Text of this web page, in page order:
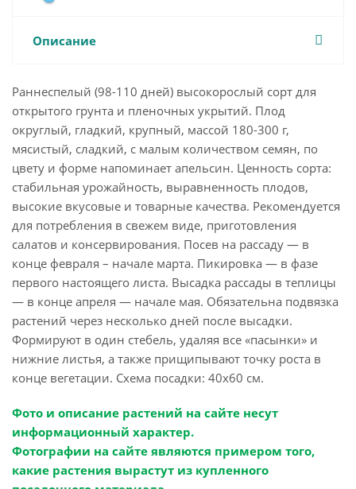
Описание
Раннеспелый (98-110 дней) высокорослый сорт для
открытого грунта и пленочных укрытий. Плод
округлый, гладкий, крупный, массой 180-300 г,
мясистый, сладкий, с малым количеством семян, по
цвету и форме напоминает апельсин. Ценность сорта:
стабильная урожайность, выравненность плодов,
высокие вкусовые и товарные качества. Рекомендуется
для потребления в свежем виде, приготовления
салатов и консервирования. Посев на рассаду — в
конце февраля – начале марта. Пикировка — в фазе
первого настоящего листа. Высадка рассады в теплицы
— в конце апреля — начале мая. Обязательна подвязка
растений через несколько дней после высадки.
Формируют в один стебель, удаляя все «пасынки» и
нижние листья, а также прищипывают точку роста в
конце вегетации. Схема посадки: 40х60 см.
Фото и описание растений на сайте несут
информационный характер.
Фотографии на сайте являются примером того,
какие растения вырастут из купленного